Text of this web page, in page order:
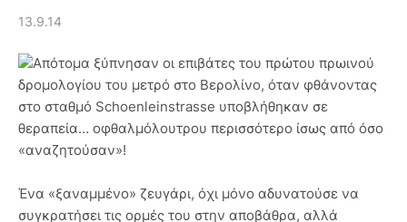
13.9.14
Απότομα ξύπνησαν οι επιβάτες του πρώτου πρωινού
δρομολογίου του μετρό στο Βερολίνο, όταν φθάνοντας
στο σταθμό Schoenleinstrasse υποβλήθηκαν σε
θεραπεία… οφθαλμόλουτρου περισσότερο ίσως από όσο
«αναζητούσαν»!
Ένα «ξαναμμένο» ζευγάρι, όχι μόνο αδυνατούσε να
συγκρατήσει τις ορμές του στην αποβάθρα, αλλά